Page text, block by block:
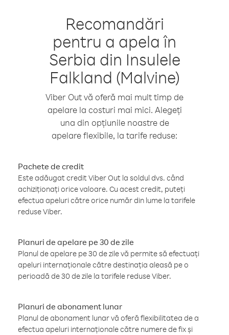
Recomandări
pentru a apela în
Serbia din Insulele
Falkland (Malvine)
Viber Out vă oferă mai mult timp de
apelare la costuri mai mici. Alegeți
una din opțiunile noastre de
apelare flexibile, la tarife reduse:
Pachete de credit
Este adăugat credit Viber Out la soldul dvs. când
achiziționați orice valoare. Cu acest credit, puteți
efectua apeluri către orice număr din lume la tarifele
reduse Viber.
Planuri de apelare pe 30 de zile
Planul de apelare pe 30 de zile vă permite să efectuați
apeluri internaționale către destinația aleasă pe o
perioadă de 30 de zile la tarifele reduse Viber.
Planuri de abonament lunar
Planul de abonament lunar vă oferă flexibilitatea de a
efectua apeluri internaționale către numere de fix și